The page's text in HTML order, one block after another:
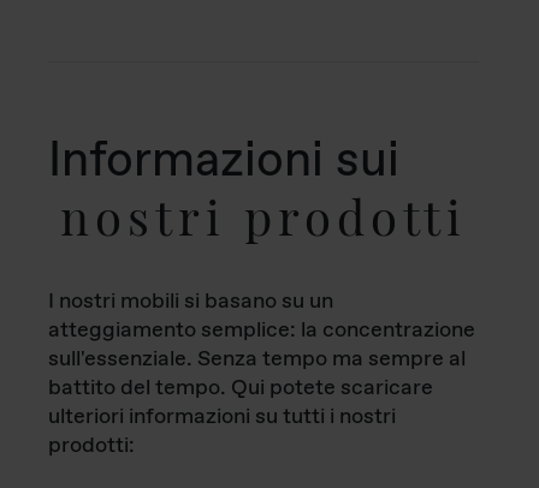
Informazioni sui
nostri prodotti
I nostri mobili si basano su un
atteggiamento semplice: la concentrazione
sull'essenziale. Senza tempo ma sempre al
battito del tempo. Qui potete scaricare
ulteriori informazioni su tutti i nostri
prodotti: